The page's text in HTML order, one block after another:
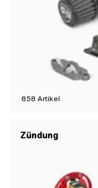
858 Artikel
Zündung